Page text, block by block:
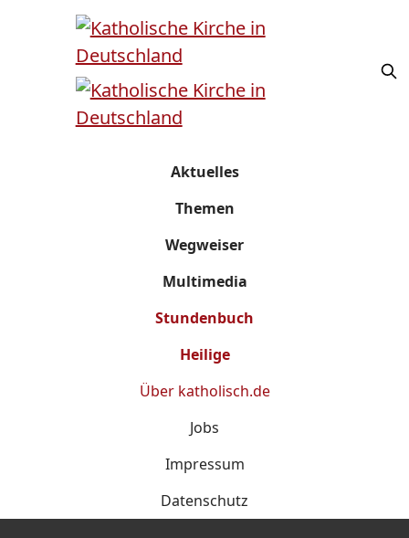
Aktuelles
Themen
Wegweiser
Multimedia
Stundenbuch
Heilige
Über katholisch.de
Jobs
Impressum
Datenschutz